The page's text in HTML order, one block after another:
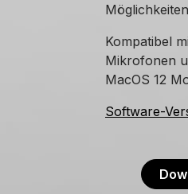
Kompatibel
Mikrofonen
MacOS 12
Software-